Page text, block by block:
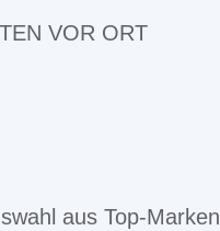
VOR ORT
aus Top-Marken